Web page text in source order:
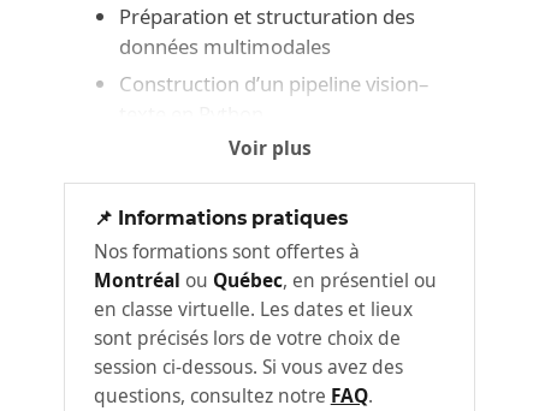
Préparation et structuration des
données multimodales
Construction d’un pipeline vision–
Fine‑tuning léger (LoRA, adapters) sur
données internes
Ateliers : intégration d’un encodeur
visuel avec un LLM
TP / Exercice : Conception d’un pipeline de
classification multimodale
Points clés & takeaways :
Voir plus
📌 Informations pratiques
Nos formations sont offertes à
Montréal ou Québec, en présentiel ou
en classe virtuelle. Les dates et lieux
sont précisés lors de votre choix de
session ci-dessous. Si vous avez des
questions, consultez notre FAQ.